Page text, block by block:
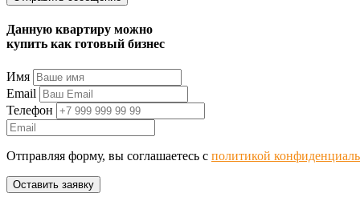
Данную квартиру можно
купить как готовый бизнес
Имя
Email
Телефон
Отправляя форму, вы соглашаетесь с политикой